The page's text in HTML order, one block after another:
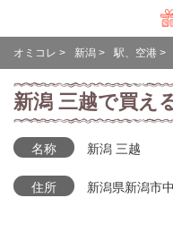
オミコレ > 新潟 > 駅、空港 >
新潟 三越で買え
名称 新潟 三越
住所 新潟県新潟市